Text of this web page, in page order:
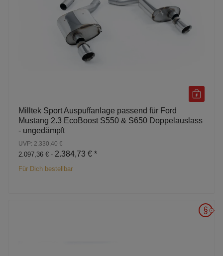
Milltek Sport Auspuffanlage passend für Ford
Mustang 2.3 EcoBoost S550 & S650 Doppelauslass
- ungedämpft
UVP: 2.330,40 €
2.097,36 € - 2.384,73 € *
Für Dich bestellbar